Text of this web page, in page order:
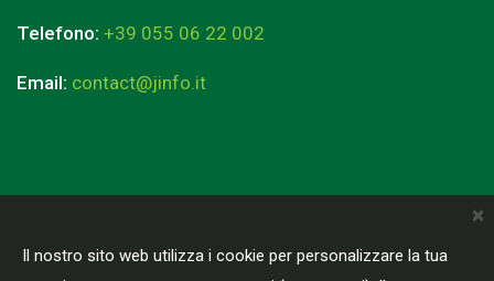
×
Il nostro sito web utilizza i cookie per personalizzare la tua
Telefono: +39 055 06 22 002
Email: contact@jinfo.it